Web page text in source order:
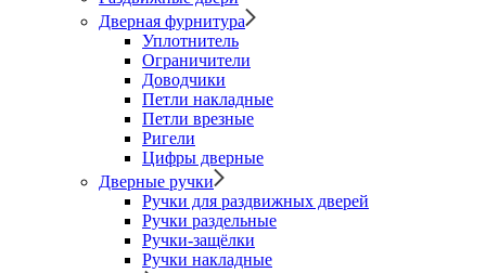
Дверная фурнитура
Уплотнитель
Ограничители
Доводчики
Петли накладные
Петли врезные
Ригели
Цифры дверные
Дверные ручки
Ручки для раздвижных дверей
Ручки раздельные
Ручки-защёлки
Ручки накладные